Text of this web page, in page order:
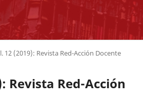
12 (2019): Revista Red-Acción Docente
Revista Red-Acción